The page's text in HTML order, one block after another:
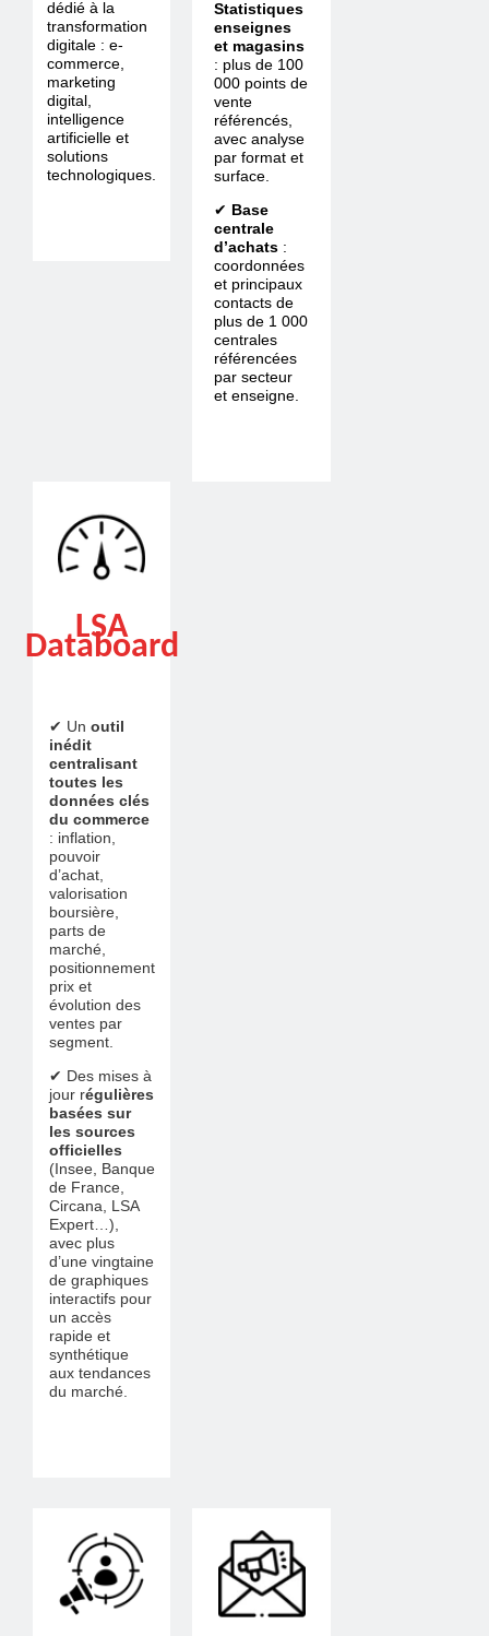
dédié à la
transformation
digitale : e-
commerce,
marketing
digital,
intelligence
artificielle et
solutions
technologiques.
Statistiques
enseignes
et magasins
: plus de 100
000 points de
vente
référencés,
avec analyse
par format et
surface.
✔ Base
centrale
d’achats :
coordonnées
et principaux
contacts de
plus de 1 000
centrales
référencées
par secteur
et enseigne.
LSA
Databoard
✔ Un outil
inédit
centralisant
toutes les
données clés
du commerce
: inflation,
pouvoir
d’achat,
valorisation
boursière,
parts de
marché,
positionnement
prix et
évolution des
ventes par
segment.
✔ Des mises à
jour régulières
basées sur
les sources
officielles
(Insee, Banque
de France,
Circana, LSA
Expert…),
avec plus
d’une vingtaine
de graphiques
interactifs pour
un accès
rapide et
synthétique
aux tendances
du marché.